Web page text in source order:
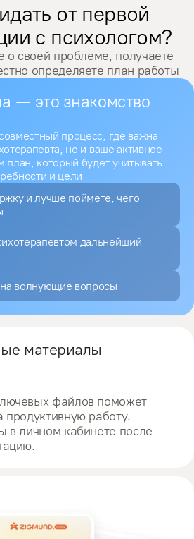
от первой
с психологом?
о своей проблеме, получаете
определяете план работы
— это знакомство
процесс, где важна
но и ваше активное
который будет учитывать
и цели
и лучше поймете, чего
дальнейший
волнующие вопросы
материалы
файлов поможет
продуктивную работу.
в личном кабинете после